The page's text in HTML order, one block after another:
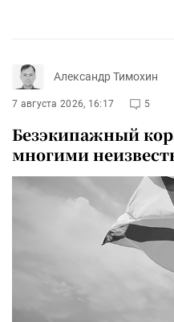
Александр Тимохин
7 августа 2026, 16:17 5
Безэкипажный
многими